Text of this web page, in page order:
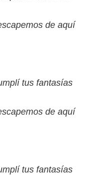
de aquí
tus fantasías
de aquí
tus fantasías